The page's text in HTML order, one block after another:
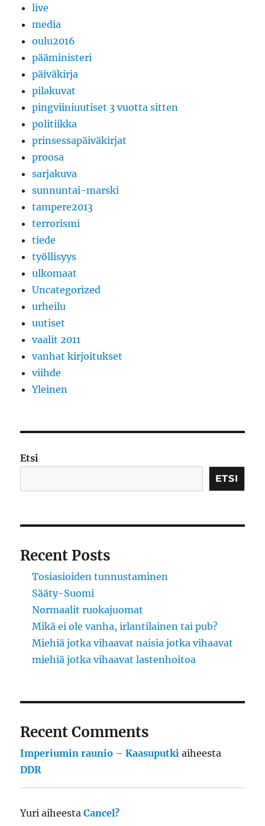
live
media
oulu2016
pääministeri
päiväkirja
pilakuvat
pingviiniuutiset 3 vuotta sitten
politiikka
prinsessapäiväkirjat
proosa
sarjakuva
sunnuntai-marski
tampere2013
terrorismi
tiede
työllisyys
ulkomaat
Uncategorized
urheilu
uutiset
vaalit 2011
vanhat kirjoitukset
viihde
Yleinen
Etsi
ETSI
Recent Posts
Tosiasioiden tunnustaminen
Sääty-Suomi
Normaalit ruokajuomat
Mikä ei ole vanha, irlantilainen tai pub?
Miehiä jotka vihaavat naisia jotka vihaavat
miehiä jotka vihaavat lastenhoitoa
Recent Comments
Imperiumin raunio – Kaasuputki aiheesta
DDR
Yuri aiheestaCancel?